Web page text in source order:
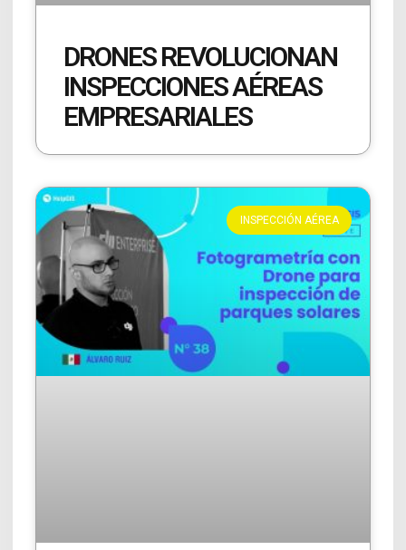
DRONES REVOLUCIONAN
INSPECCIONES AÉREAS
EMPRESARIALES
INSPECCIÓN AÉREA